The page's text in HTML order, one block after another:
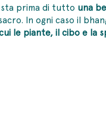
prima di tutto una
In ogni caso il
le piante, il cibo e la